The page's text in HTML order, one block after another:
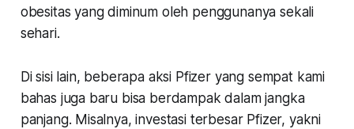
obesitas yang diminum oleh penggunanya sekali
sehari.
Di sisi lain, beberapa aksi Pfizer yang sempat kami
bahas juga baru bisa berdampak dalam jangka
panjang. Misalnya, investasi terbesar Pfizer, yakni